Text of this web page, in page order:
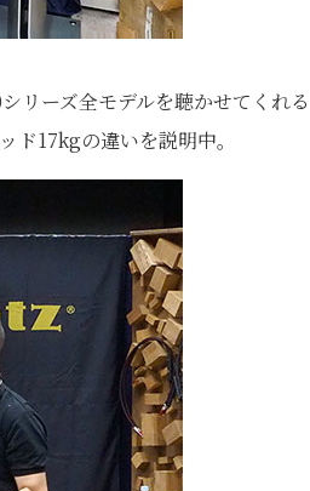
リーズ全モデルを聴かせてくれる
17kgの違いを説明中。